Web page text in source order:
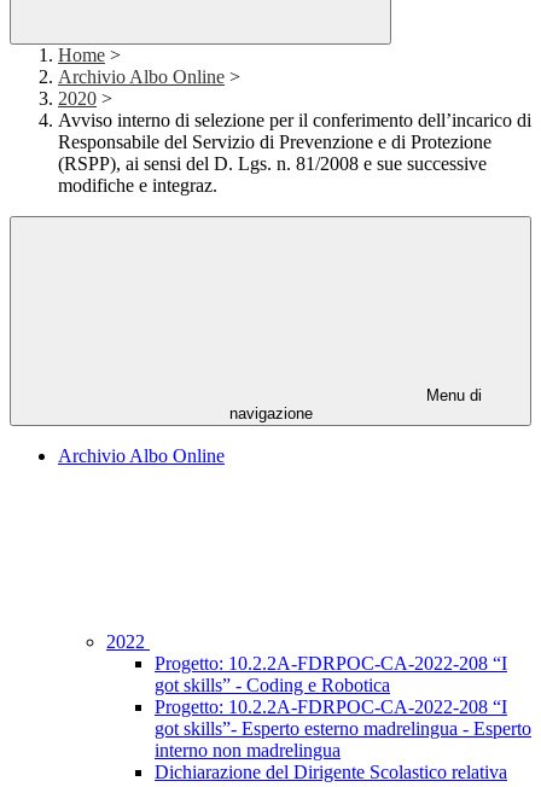
Home >
Archivio Albo Online >
2020 >
Avviso interno di selezione per il conferimento dell’incarico di
Responsabile del Servizio di Prevenzione e di Protezione
(RSPP), ai sensi del D. Lgs. n. 81/2008 e sue successive
modifiche e integraz.
Menu di
navigazione
Archivio Albo Online
2022
Progetto: 10.2.2A-FDRPOC-CA-2022-208 “I
got skills” - Coding e Robotica
Progetto: 10.2.2A-FDRPOC-CA-2022-208 “I
got skills”- Esperto esterno madrelingua - Esperto
interno non madrelingua
Dichiarazione del Dirigente Scolastico relativa